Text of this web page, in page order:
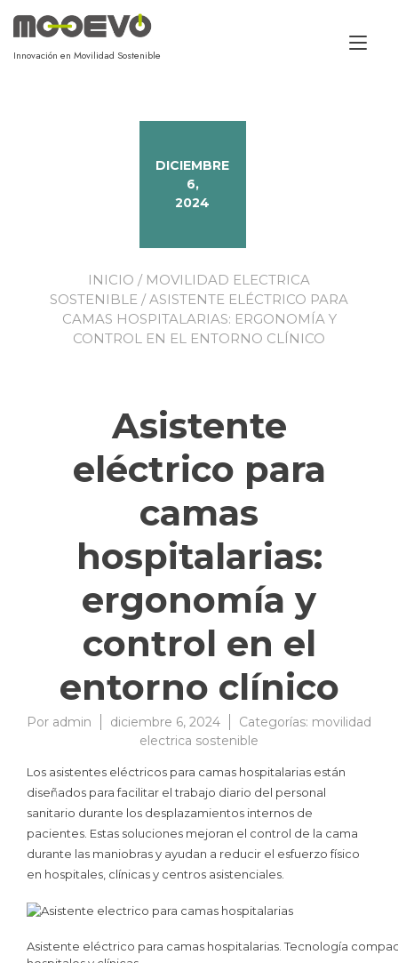
Innovación en Movilidad Sostenible
DICIEMBRE
6,
2024
INICIO / MOVILIDAD ELECTRICA
SOSTENIBLE / ASISTENTE ELÉCTRICO PARA
CAMAS HOSPITALARIAS: ERGONOMÍA Y
CONTROL EN EL ENTORNO CLÍNICO
Asistente
eléctrico para
camas
hospitalarias:
ergonomía y
control en el
entorno clínico
Por admin diciembre 6, 2024 Categorías: movilidad
electrica sostenible
Los asistentes eléctricos para camas hospitalarias están
diseñados para facilitar el trabajo diario del personal
sanitario durante los desplazamientos internos de
pacientes. Estas soluciones mejoran el control de la cama
durante las maniobras y ayudan a reducir el esfuerzo físico
en hospitales, clínicas y centros asistenciales.
Asistente eléctrico para camas hospitalarias. Tecnología